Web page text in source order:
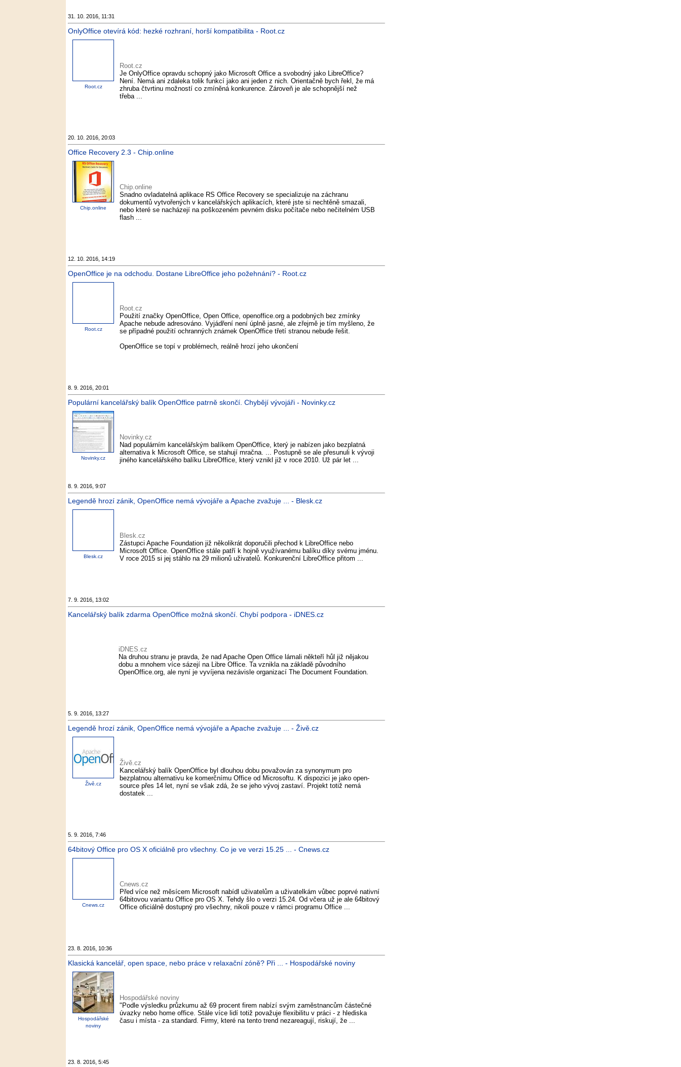
31. 10. 2016, 11:31
OnlyOffice otevírá kód: hezké rozhraní, horší kompatibilita - Root.cz
Root.cz
Root.cz
Je OnlyOffice opravdu schopný jako Microsoft Office a svobodný jako LibreOffice?
Není. Nemá ani zdaleka tolik funkcí jako ani jeden z nich. Orientačně bych řekl, že má
zhruba čtvrtinu možností co zmíněná konkurence. Zároveň je ale schopnější než
třeba ...
20. 10. 2016, 20:03
Office Recovery 2.3 - Chip.online
Chip.online
Chip.online
Snadno ovladatelná aplikace RS Office Recovery se specializuje na záchranu
dokumentů vytvořených v kancelářských aplikacích, které jste si nechtěně smazali,
nebo které se nacházejí na poškozeném pevném disku počítače nebo nečitelném USB
flash ...
12. 10. 2016, 14:19
OpenOffice je na odchodu. Dostane LibreOffice jeho požehnání? - Root.cz
Root.cz
Root.cz
Použití značky OpenOffice, Open Office, openoffice.org a podobných bez zmínky
Apache nebude adresováno. Vyjádření není úplně jasné, ale zřejmě je tím myšleno, že
se případné použití ochranných známek OpenOffice třetí stranou nebude řešit.
OpenOffice se topí v problémech, reálně hrozí jeho ukončení
8. 9. 2016, 20:01
Populární kancelářský balík OpenOffice patrně skončí. Chybějí vývojáři - Novinky.cz
Novinky.cz
Novinky.cz
Nad populárním kancelářským balíkem OpenOffice, který je nabízen jako bezplatná
alternativa k Microsoft Office, se stahují mračna. ... Postupně se ale přesunuli k vývoji
jiného kancelářského balíku LibreOffice, který vznikl již v roce 2010. Už pár let ...
8. 9. 2016, 9:07
Legendě hrozí zánik, OpenOffice nemá vývojáře a Apache zvažuje ... - Blesk.cz
Blesk.cz
Blesk.cz
Zástupci Apache Foundation již několikrát doporučili přechod k LibreOffice nebo
Microsoft Office. OpenOffice stále patří k hojně využívanému balíku díky svému jménu.
V roce 2015 si jej stáhlo na 29 milionů uživatelů. Konkurenční LibreOffice přitom ...
7. 9. 2016, 13:02
Kancelářský balík zdarma OpenOffice možná skončí. Chybí podpora - iDNES.cz
iDNES.cz
Na druhou stranu je pravda, že nad Apache Open Office lámali někteří hůl již nějakou
dobu a mnohem více sázejí na Libre Office. Ta vznikla na základě původního
OpenOffice.org, ale nyní je vyvíjena nezávisle organizací The Document Foundation.
5. 9. 2016, 13:27
Legendě hrozí zánik, OpenOffice nemá vývojáře a Apache zvažuje ... - Živě.cz
Živě.cz
Živě.cz
Kancelářský balík OpenOffice byl dlouhou dobu považován za synonymum pro
bezplatnou alternativu ke komerčnímu Office od Microsoftu. K dispozici je jako open-
source přes 14 let, nyní se však zdá, že se jeho vývoj zastaví. Projekt totiž nemá
dostatek ...
5. 9. 2016, 7:46
64bitový Office pro OS X oficiálně pro všechny. Co je ve verzi 15.25 ... - Cnews.cz
Cnews.cz
Cnews.cz
Před více než měsícem Microsoft nabídl uživatelům a uživatelkám vůbec poprvé nativní
64bitovou variantu Office pro OS X. Tehdy šlo o verzi 15.24. Od včera už je ale 64bitový
Office oficiálně dostupný pro všechny, nikoli pouze v rámci programu Office ...
23. 8. 2016, 10:36
Klasická kancelář, open space, nebo práce v relaxační zóně? Při ... - Hospodářské noviny
Hospodářské
noviny
Hospodářské noviny
"Podle výsledku průzkumu až 69 procent firem nabízí svým zaměstnancům částečné
úvazky nebo home office. Stále více lidí totiž považuje flexibilitu v práci - z hlediska
času i místa - za standard. Firmy, které na tento trend nezareagují, riskují, že ...
23. 8. 2016, 5:45